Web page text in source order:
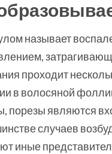
называет
проходит
в волосяной
порезы являются
случаев
иные